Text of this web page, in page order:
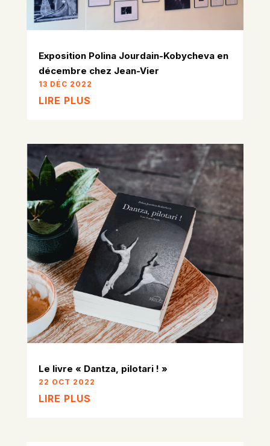
Exposition Polina Jourdain-Kobycheva en
décembre chez Jean-Vier
13 DÉC 2022
LIRE PLUS
Le livre « Dantza, pilotari ! »
22 OCT 2022
LIRE PLUS